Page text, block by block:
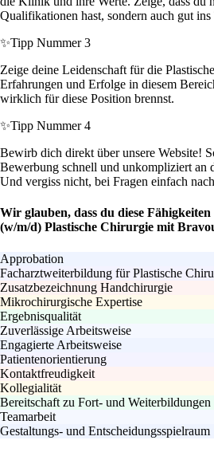
Qualifikationen hast, sondern auch gut ins
✨Tipp Nummer 3
Zeige deine Leidenschaft für die
Erfahrungen und Erfolge in diesem
wirklich für diese Position brennst.
✨Tipp Nummer 4
Bewirb dich direkt über unsere Website!
Bewerbung schnell und unkompliziert an
Und vergiss nicht, bei Fragen einfach
Wir glauben, dass du diese
(w/m/d) Plastische Chirurgie mit
Approbation
Facharztweiterbildung für Plastische
Zusatzbezeichnung Handchirurgie
Mikrochirurgische Expertise
Ergebnisqualität
Zuverlässige Arbeitsweise
Engagierte Arbeitsweise
Patientenorientierung
Kontaktfreudigkeit
Kollegialität
Bereitschaft zu Fort- und Weiterbildungen
Teamarbeit
Gestaltungs- und Entscheidungsspielraum